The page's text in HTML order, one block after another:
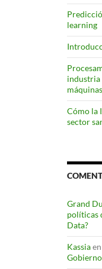
learning
industria
Cómo la
sector
Grand
políticas
Data?
Kassiaen